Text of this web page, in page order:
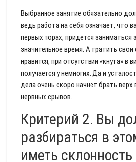
Выбранное занятие обязательно
ведь работа на себя означает, что
первых порах, придется заниматься
значительное время. А тратить свои
нравится, при отсутствии «кнута» в
получается у немногих. Да и
дела очень скоро начнет брать верх
нервных срывов.
Критерий 2. Вы
разбираться в
иметь